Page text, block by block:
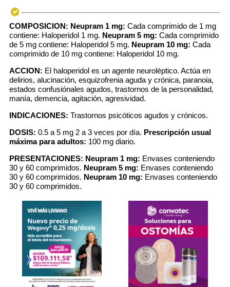
COMPOSICION: Neupram 1 mg: Cada comprimido de 1 mg
contiene: Haloperidol 1 mg. Neupram 5 mg: Cada comprimido
de 5 mg contiene: Haloperidol 5 mg. Neupram 10 mg: Cada
comprimido de 10 mg contiene: Haloperidol 10 mg.
ACCION: El haloperidol es un agente neuroléptico. Actúa en
delirios, alucinación, esquizofrenia aguda y crónica, paranoia,
estados confusiónales agudos, trastornos de la personalidad,
manía, demencia, agitación, agresividad.
INDICACIONES: Trastornos psicóticos agudos y crónicos.
DOSIS: 0.5 a 5 mg 2 a 3 veces por día. Prescripción usual
máxima para adultos: 100 mg diario.
PRESENTACIONES: Neupram 1 mg: Envases conteniendo
30 y 60 comprimidos. Neupram 5 mg: Envases conteniendo
30 y 60 comprimidos. Neupram 10 mg: Envases conteniendo
30 y 60 comprimidos.